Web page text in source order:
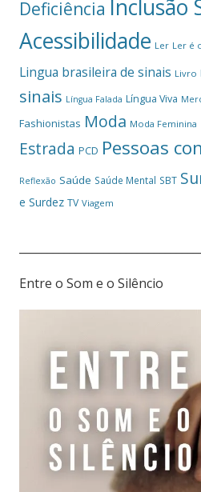
Deficiência Inclusão
Acessibilidade Ler Ler é
Lingua brasileira de sinais Livro
sinais Língua Falada Língua Viva
Fashionistas Moda Moda Feminina
Estrada PCD Pessoas
Reflexão Saúde Saúde Mental SBT
e Surdez TV Viagem
Entre o Som e o Silêncio